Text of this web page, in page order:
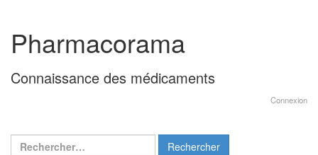
contenu
menu
principal
Pharmacorama
Connaissance des médicaments
Connexion
Rechercher :